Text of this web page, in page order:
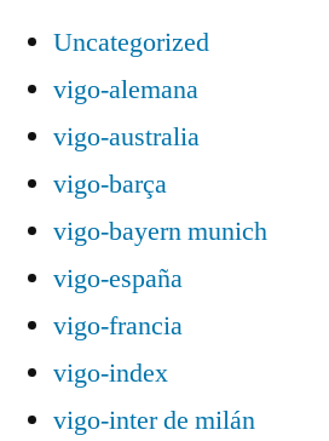
Uncategorized
vigo-alemana
vigo-australia
vigo-barça
vigo-bayern munich
vigo-españa
vigo-francia
vigo-index
vigo-inter de milán